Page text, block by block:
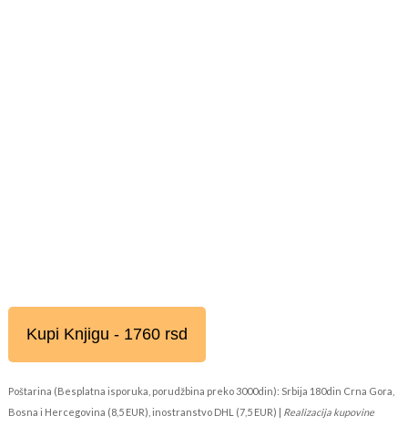
Kupi Knjigu - 1760 rsd
Poštarina (Besplatna isporuka, porudžbina preko 3000din): Srbija 180din Crna Gora,
Bosna i Hercegovina (8,5 EUR), inostranstvo DHL (7,5 EUR) | Realizacija kupovine